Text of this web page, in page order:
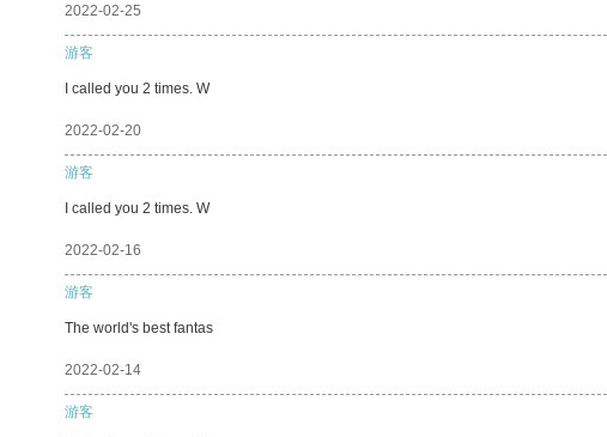
2022-02-25
游客
I called you 2 times. W
2022-02-20
游客
I called you 2 times. W
2022-02-16
游客
The world's best fantas
2022-02-14
游客